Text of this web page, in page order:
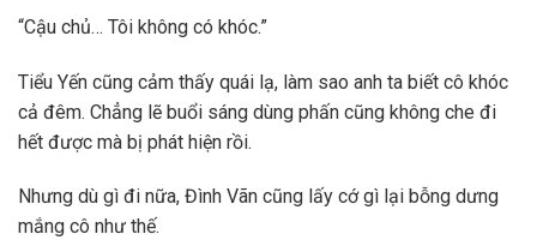
“Cậu chủ… Tôi không có khóc.”
Tiểu Yến cũng cảm thấy quái lạ, làm sao anh ta biết cô khóc
cả đêm. Chẳng lẽ buổi sáng dùng phấn cũng không che đi
hết được mà bị phát hiện rồi.
Nhưng dù gì đi nữa, Đình Vãn cũng lấy cớ gì lại bỗng dưng
mắng cô như thế.